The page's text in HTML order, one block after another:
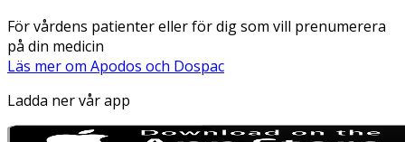
För vårdens patienter eller för dig som vill prenumerera
på din medicin
Läs mer om Apodos och Dospac
Ladda ner vår app